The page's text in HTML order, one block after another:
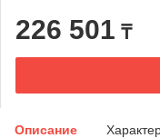
226 501 ₸
Описание